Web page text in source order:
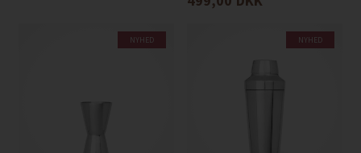
NYHED NYHED